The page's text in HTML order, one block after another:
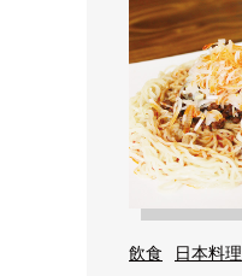
飲食 日本料理